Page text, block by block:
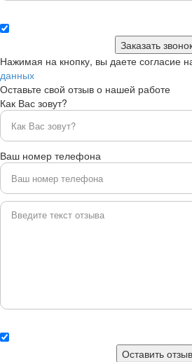
Нажимая на кнопку, вы даете согласие
данных
Оставьте свой отзыв о нашей работе
Как Вас зовут?
Ваш номер телефона